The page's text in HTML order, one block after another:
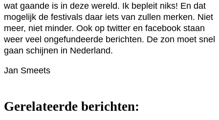
wat gaande is in deze wereld. Ik bepleit niks! En dat
mogelijk de festivals daar iets van zullen merken. Niet
meer, niet minder. Ook op twitter en facebook staan
weer veel ongefundeerde berichten. De zon moet snel
gaan schijnen in Nederland.
Jan Smeets
Gerelateerde berichten: